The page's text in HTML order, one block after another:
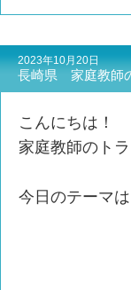
2023年10月20日
長崎県 家庭教師
こんにちは！
家庭教師のト
今日のテーマは